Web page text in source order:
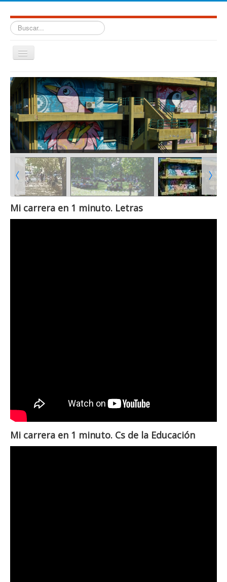
Buscar...
Cambiar
navegación
≡
Facultad de Humanidades. Universidad Nacional de Salta.
Mi carrera en 1 minuto. Letras
Mi carrera en 1 minuto. Cs de la Educación